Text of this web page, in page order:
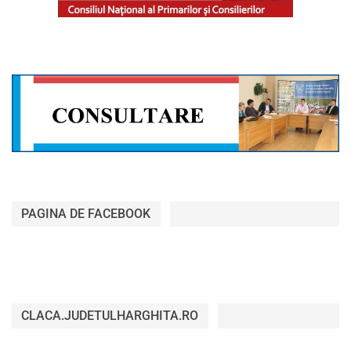
PAGINA DE FACEBOOK
CLACA.JUDETULHARGHITA.RO